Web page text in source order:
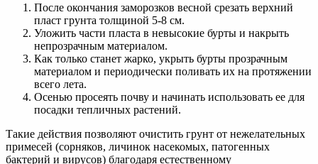
После окончания заморозков весной срезать верхний
пласт грунта толщиной 5-8 см.
Уложить части пласта в невысокие бурты и накрыть
непрозрачным материалом.
Как только станет жарко, укрыть бурты прозрачным
материалом и периодически поливать их на протяжении
всего лета.
Осенью просеять почву и начинать использовать ее для
посадки тепличных растений.
Такие действия позволяют очистить грунт от нежелательных
примесей (сорняков, личинок насекомых, патогенных
бактерий и вирусов) благодаря естественному